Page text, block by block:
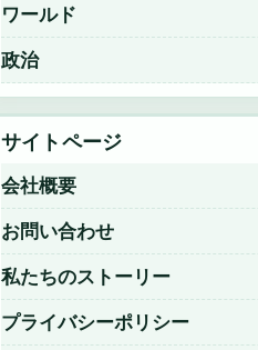
ワールド
政治
サイトページ
会社概要
お問い合わせ
私たちのストーリー
プライバシーポリシー